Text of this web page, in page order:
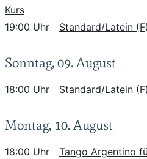
Kurs
19:00 Uhr
Standard/Latein (F)
Sonntag, 09. August
18:00 Uhr Standard/Latein (F)
Montag, 10. August
18:00 Uhr Tango Argentino